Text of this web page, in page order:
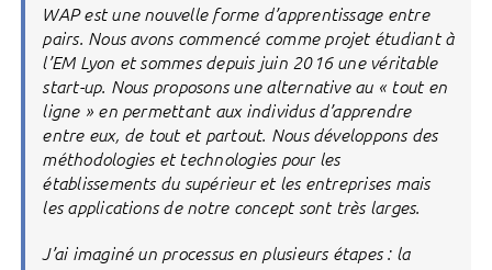
WAP est une nouvelle forme d’apprentissage entre
pairs. Nous avons commencé comme projet étudiant à
l’EM Lyon et sommes depuis juin 2016 une véritable
start-up. Nous proposons une alternative au « tout en
ligne » en permettant aux individus d’apprendre
entre eux, de tout et partout. Nous développons des
méthodologies et technologies pour les
établissements du supérieur et les entreprises mais
les applications de notre concept sont très larges.
J’ai imaginé un processus en plusieurs étapes : la